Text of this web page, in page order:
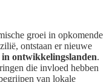
groei in opkomende
ontstaan er nieuwe
in ontwikkelingslanden.
die invloed hebben
van lokale